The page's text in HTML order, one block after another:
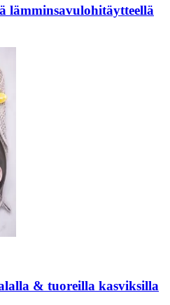
lämminsavulohitäytteellä
& tuoreilla kasviksilla